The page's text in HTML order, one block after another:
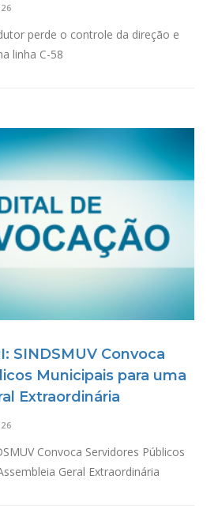
perde o controle da direção e
linha C-58
SINDSMUV Convoca
Municipais para uma
Extraordinária
Convoca Servidores Públicos
Geral Extraordinária